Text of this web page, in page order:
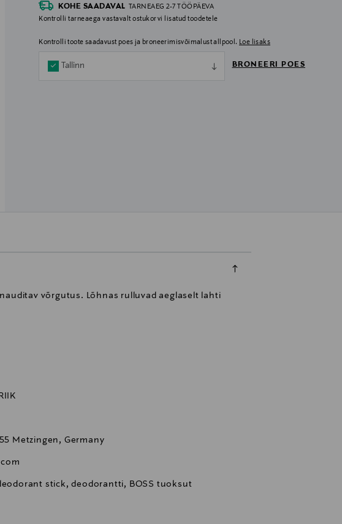
KOHE SAADAVAL TARNEAEG 2-7 TÖÖPÄEVA
Kontrolli tarneaega vastavalt ostukorvi lisatud toodetele
Kontrolli toote saadavust poes ja broneerimisvõimalust allpool. Loe lisaks
Tallinn BRONEERI POES
võrgutus. Lõhnas rulluvad aeglaselt lahti
Metzingen, Germany
stick, deodorantti, BOSS tuoksut